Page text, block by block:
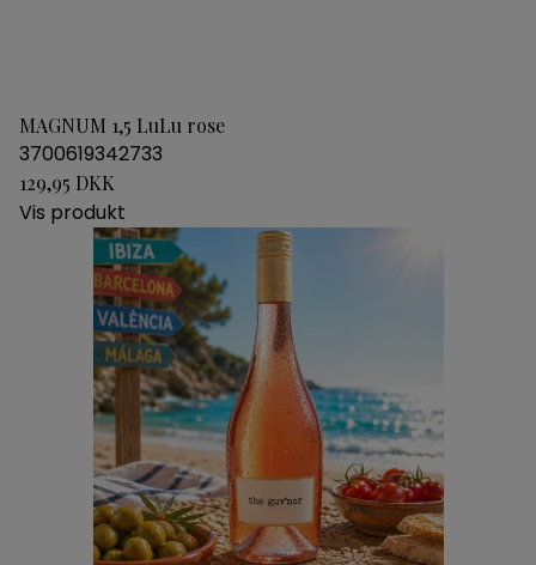
MAGNUM 1,5 LuLu rose
3700619342733
129,95 DKK
Vis produkt